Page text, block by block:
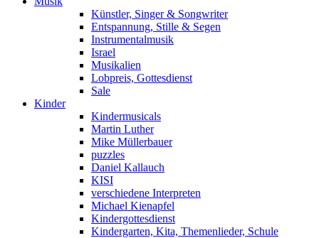
Künstler, Singer & Songwriter
Entspannung, Stille & Segen
Instrumentalmusik
Israel
Musikalien
Lobpreis, Gottesdienst
Sale
Kinder
Kindermusicals
Martin Luther
Mike Müllerbauer
puzzles
Daniel Kallauch
KISI
verschiedene Interpreten
Michael Kienapfel
Kindergottesdienst
Kindergarten, Kita, Themenlieder, Schule